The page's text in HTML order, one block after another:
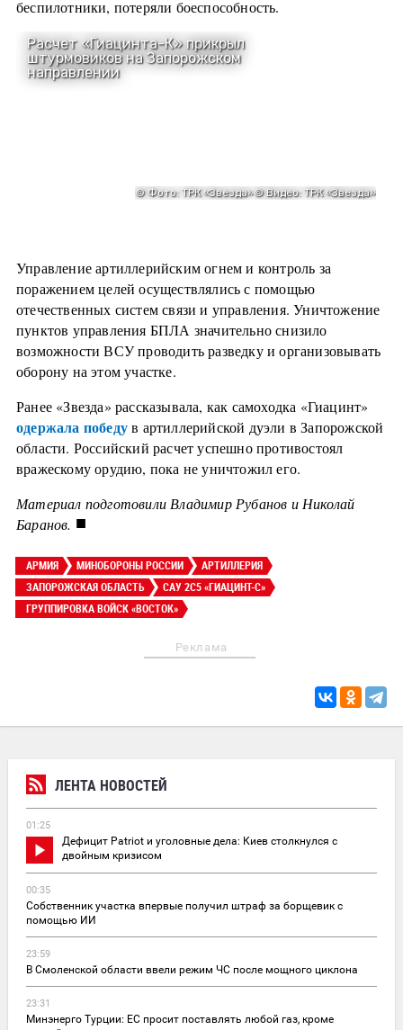
ЛЕНТА НОВОСТЕЙ
01:25
Дефицит Patriot и уголовные дела: Киев столкнулся с
двойным кризисом
00:35
Собственник участка впервые получил штраф за борщевик с
помощью ИИ
23:59
В Смоленской области ввели режим ЧС после мощного циклона
23:31
Минэнерго Турции: ЕС просит поставлять любой газ, кроме
беспилотники, потеряли боеспособность.
Управление артиллерийским огнем и контроль за
поражением целей осуществлялись с помощью
отечественных систем связи и управления. Уничтожение
пунктов управления БПЛА значительно снизило
возможности ВСУ проводить разведку и организовывать
оборону на этом участке.
Ранее «Звезда» рассказывала, как самоходка «Гиацинт»
одержала победув артиллерийской дуэли в Запорожской
области. Российский расчет успешно противостоял
вражескому орудию, пока не уничтожил его.
Материал подготовили Владимир Рубанов и Николай
Баранов. ■
АРМИЯ МИНОБОРОНЫ РОССИИ
АРТИЛЛЕРИЯ
ЗАПОРОЖСКАЯ ОБЛАСТЬ
САУ 2С5 «ГИАЦИНТ-С»
ГРУППИРОВКА ВОЙСК «ВОСТОК»
Реклама